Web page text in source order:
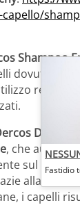
Shampoo
dovuti alla
Densi-
, che
sul cuoio
alla sua
i capelli
Fastidio